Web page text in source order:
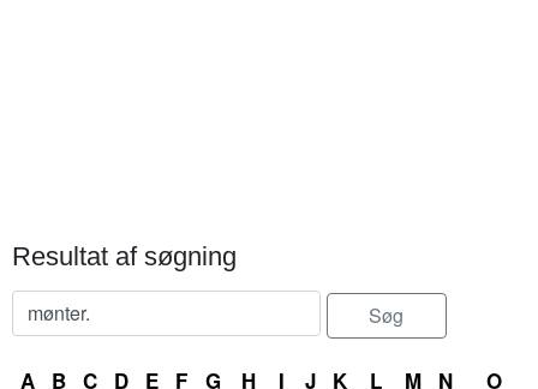
Resultat af søgning
A B C D E F G H I J K L M N
O